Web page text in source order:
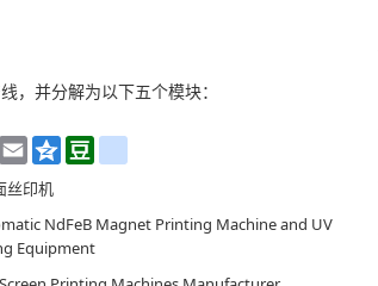
，并分解为以下五个模块：
Sina
Weibo
EmailQzone
丝印机
NdFeB Magnet Printing Machine and UV
Equipment